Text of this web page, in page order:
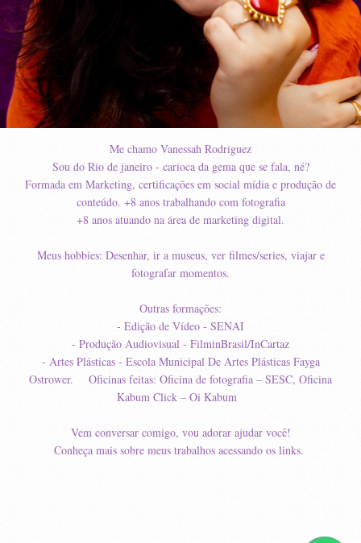
Me chamo Vanessah Rodriguez
Sou do Rio de janeiro - carioca da gema que se fala, né?
Formada em Marketing, certificações em social mídia e produção de
conteúdo. +8 anos trabalhando com fotografia
+8 anos atuando na área de marketing digital.
Meus hobbies: Desenhar, ir a museus, ver filmes/series, viajar e
fotografar momentos.
Outras formações:
- Edição de Vídeo - SENAI
- Produção Audiovisual - FilminBrasil/InCartaz
- Artes Plásticas - Escola Municipal De Artes Plásticas Fayga
Ostrower. Oficinas feitas: Oficina de fotografia – SESC, Oficina
Kabum Click – Oi Kabum
Vem conversar comigo, vou adorar ajudar você!
Conheça mais sobre meus trabalhos acessando os links.